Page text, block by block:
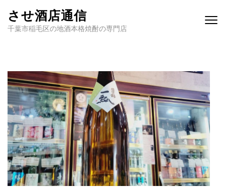
させ酒店通信
千葉市稲毛区の地酒本格焼酎の専門店